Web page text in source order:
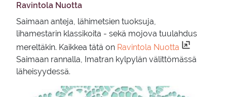
Ra­vin­to­la Nuot­ta
Saimaan anteja, lähimetsien tuoksuja,
lihamestarin klassikoita - sekä mojova tuulahdus
mereltäkin. Kaikkea tätä on Ravintola Nuotta
Saimaan rannalla, Imatran kylpylän välittömässä
läheisyydessä.